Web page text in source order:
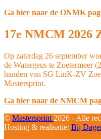
Ga hier naar de ONMK
17e NMCM 2026
Op zaterdag 26 september
de Watergeus te Zoetermeer
handen van SG LinK-ZV
Mastersprint.
Ga hier naar de NMCM
© Mastersprint 2026 - Alle
Hosting & realisatie: Bij